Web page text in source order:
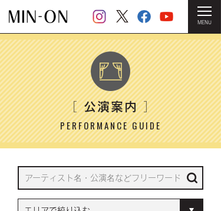
MENU
HOME ＞ 公演案内
［公演案内］
PERFORMANCE GUIDE